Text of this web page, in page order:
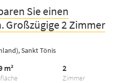
Sie einen
Großzügige 2 Zimmer
Sankt Tönis
m²
Zimmer
2